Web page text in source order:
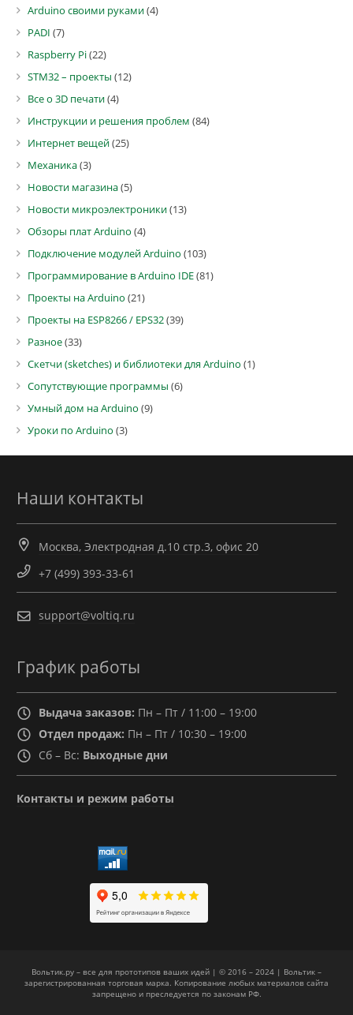
Arduino своими руками(4)
PADI (7)
Raspberry Pi(22)
STM32 – проекты (12)
Все о 3D печати(4)
Инструкции и решения проблем (84)
Интернет вещей(25)
Механика(3)
Новости магазина(5)
Новости микроэлектроники(13)
Обзоры плат Arduino (4)
Подключение модулей Arduino (103)
Программирование в Arduino IDE(81)
Проекты на Arduino (21)
Проекты на ESP8266 / EPS32(39)
Разное(33)
Скетчи (sketches) и библиотеки для Arduino (1)
Сопутствующие программы (6)
Умный дом на Arduino (9)
Уроки по Arduino (3)
Наши контакты
Москва, Электродная д.10 стр.3, офис 20
+7 (499) 393-33-61
support@voltiq.ru
График работы
Выдача заказов: Пн – Пт / 11:00 – 19:00
Отдел продаж: Пн – Пт / 10:30 – 19:00
Сб – Вс: Выходные дни
Контакты и режим работы
Вольтик.ру – все для прототипов ваших идей | © 2016 – 2024 | Вольтик –
зарегистрированная торговая марка. Копирование любых материалов сайта
запрещено и преследуется по законам РФ.